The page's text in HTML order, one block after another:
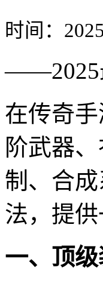
时间：
——2025
在传奇
阶武器
制、合
法，提
一、顶